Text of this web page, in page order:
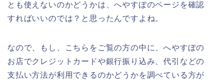
とも使えないのかどうかは、へやすぽのページを確認
すればいいのでは？と思ったんですよね。
なので、もし、こちらをご覧の方の中に、へやすぽの
お店でクレジットカードや銀行振り込み、代引などの
支払い方法が利用できるのかどうかを調べている方が